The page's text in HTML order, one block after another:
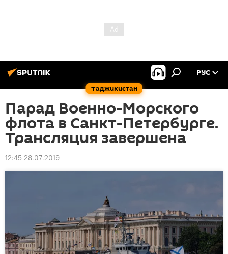
Таджикистан
РУС
Парад Военно-Морского
флота в Санкт-Петербурге.
Трансляция завершена
12:45 28.07.2019